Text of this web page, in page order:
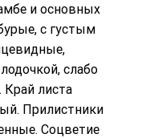
и основных
с густым
слабо
Край листа
Прилистники
Соцветие